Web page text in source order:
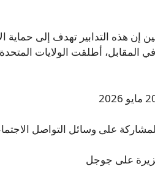
إن هذه التدابير تهدف إلى حماية
المقابل، أطلقت الولايات
على وسائل التواصل
على جوجل